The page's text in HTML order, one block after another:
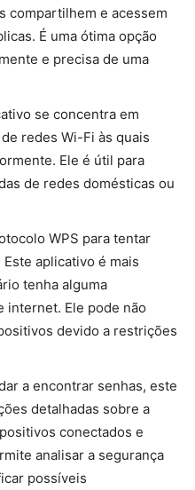
compartilhem e acessem
É uma ótima opção
e precisa de uma
se concentra em
redes Wi-Fi às quais
Ele é útil para
de redes domésticas ou
WPS para tentar
aplicativo é mais
tenha alguma
internet. Ele pode não
devido a restrições
a encontrar senhas, este
detalhadas sobre a
conectados e
analisar a segurança
possíveis